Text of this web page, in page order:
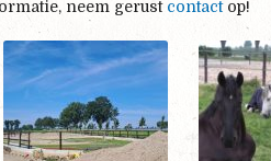
neem gerust contactop!